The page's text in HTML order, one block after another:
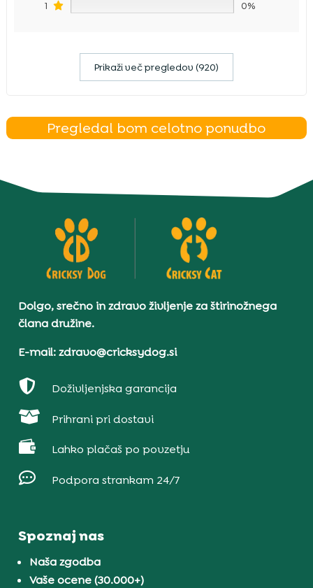
1 0%
Prikaži več pregledov (920)
Pregledal bom celotno ponudbo
Dolgo, srečno in zdravo življenje za štirinožnega
člana družine.
E-mail: zdravo@cricksydog.si
 Doživljenjska garancija
 Prihrani pri dostavi
 Lahko plačaš po povzetju
 Podpora strankam 24/7
Spoznaj nas
Naša zgodba
Vaše ocene (30.000+)